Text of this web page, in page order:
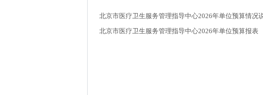
北京市医疗卫生服务管理指导中心2026年单位预算情况
北京市医疗卫生服务管理指导中心2026年单位预算报表